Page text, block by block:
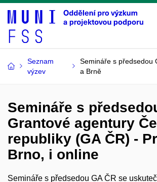
Seznam
výzev
Semináře s předsedou
a Brně
Semináře s
Grantové agentury
republiky (GA ČR) -
Brno, i online
Semináře s předsedou GA ČR se